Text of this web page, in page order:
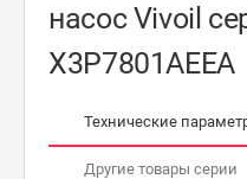
насос Vivoil
X3P7801AEEA
Технические
Другие товары серии